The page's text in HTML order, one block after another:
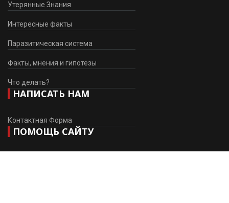
Утерянные Знания
Интересные факты
Паразитическая система
Факты, мнения и гипотезы
Что делать?
НАПИСАТЬ НАМ
Контактная Форма
ПОМОЩЬ САЙТУ